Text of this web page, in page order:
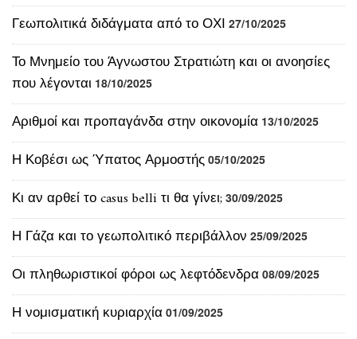
Γεωπολιτικά διδάγματα από το ΟΧΙ 27/10/2025
Το Μνημείο του Άγνωστου Στρατιώτη και οι ανοησίες
που λέγονται 18/10/2025
Αριθμοί και προπαγάνδα στην οικονομία 13/10/2025
Η Κοβέσι ως Ύπατος Αρμοστής 05/10/2025
Κι αν αρθεί το casus belli τι θα γίνει; 30/09/2025
Η Γάζα και το γεωπολιτικό περιβάλλον 25/09/2025
Οι πληθωριστικοί φόροι ως λεφτόδενδρα 08/09/2025
Η νομισματική κυριαρχία 01/09/2025